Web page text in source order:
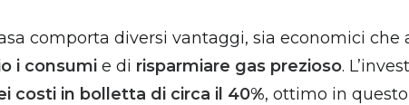
comporta diversi vantaggi, sia economici
i consumi e di risparmiare gas prezioso.
costi in bolletta di circa il 40%, ottimo in